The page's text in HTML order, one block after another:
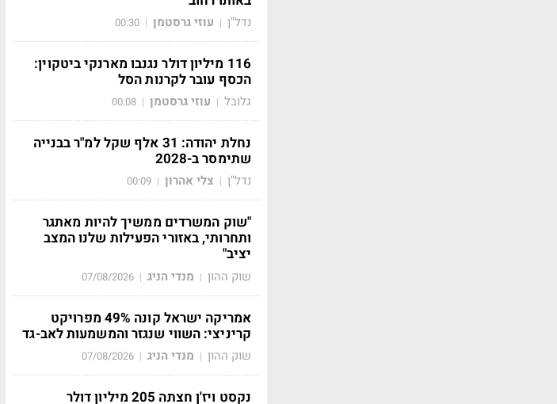
נדל"ן | עוזי גרסטמן |
00:30
116 מיליון דולר נגנבו מארנקי ביטקוין:
הכסף עובר לקרנות הסל
גלובל | עוזי גרסטמן |
00:08
נחלת יהודה: 31 אלף שקל למ"ר בבנייה
שתימסר ב-2028
נדל"ן | צלי אהרון |
00:09
"שוק המשרדים ממשיך להיות מאתגר
ותחרותי, באזורי הפעילות שלנו המצב
יציב"
שוק ההון | מנדי הניג |
07/08/2026
אמריקה ישראל קונה 49% מפרויקט
קריניצי: השווי שנגזר והמשמעות לאב-גד
שוק ההון | מנדי הניג |
07/08/2026
נקסט ויז'ן חצתה 205 מיליון דולר